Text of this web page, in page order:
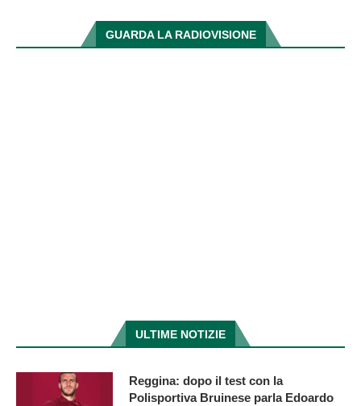
GUARDA LA RADIOVISIONE
ULTIME NOTIZIE
Reggina: dopo il test con la
Polisportiva Bruinese parla Edoardo